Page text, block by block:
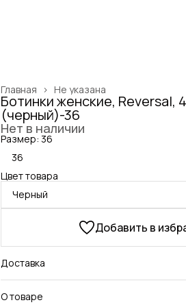
Не указана
Главная ›
Ботинки женские, Reversal,
(черный)-36
Нет в наличии
Размер: 36
36
Цвет товара
Черный
Добавить в
Доставка
О товаре